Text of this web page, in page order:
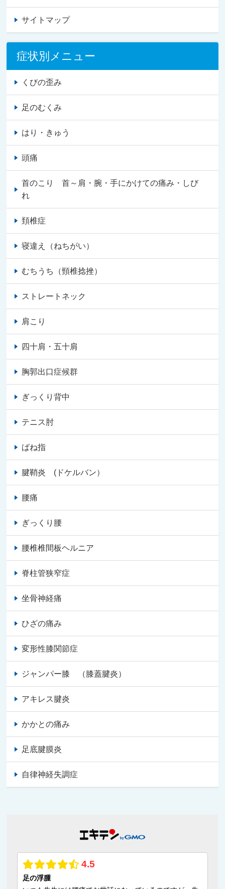
サイトマップ
症状別メニュー
くびの歪み
足のむくみ
はり・きゅう
頭痛
首のこり 首～肩・腕・手にかけての痛み・しび
れ
頚椎症
寝違え（ねちがい）
むちうち（頸椎捻挫）
ストレートネック
肩こり
四十肩・五十肩
胸郭出口症候群
ぎっくり背中
テニス肘
ばね指
腱鞘炎 (ドケルバン）
腰痛
ぎっくり腰
腰椎椎間板ヘルニア
脊柱管狭窄症
坐骨神経痛
ひざの痛み
変形性膝関節症
ジャンパー膝 （膝蓋腱炎）
アキレス腱炎
かかとの痛み
足底腱膜炎
自律神経失調症